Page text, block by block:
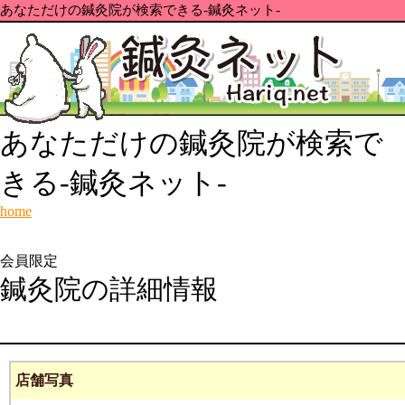
あなただけの鍼灸院が検索できる-鍼灸ネット-
あなただけの鍼灸院が検索で
きる-鍼灸ネット-
home
会員限定
鍼灸院の詳細情報
店舗写真